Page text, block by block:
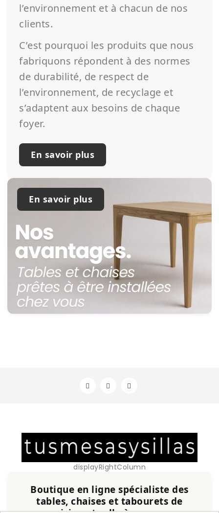
l’environnement et à chacun de nos
clients.
C’est pourquoi les produits que nous
fabriquons répondent à des normes
de durabilité, de respect de
l’environnement, de recyclage et
s’adaptent aux besoins de chaque
foyer.
En savoir plus
En savoir plus
displayRightColumn
Boutique en ligne spécialiste des
tables, chaises et tabourets de